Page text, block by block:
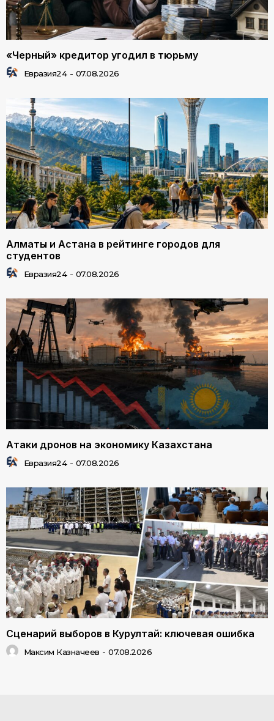
«Черный» кредитор угодил в тюрьму
Евразия24 - 07.08.2026
Алматы и Астана в рейтинге городов для
студентов
Евразия24 - 07.08.2026
Атаки дронов на экономику Казахстана
Евразия24 - 07.08.2026
Сценарий выборов в Курултай: ключевая ошибка
Максим Казначеев - 07.08.2026